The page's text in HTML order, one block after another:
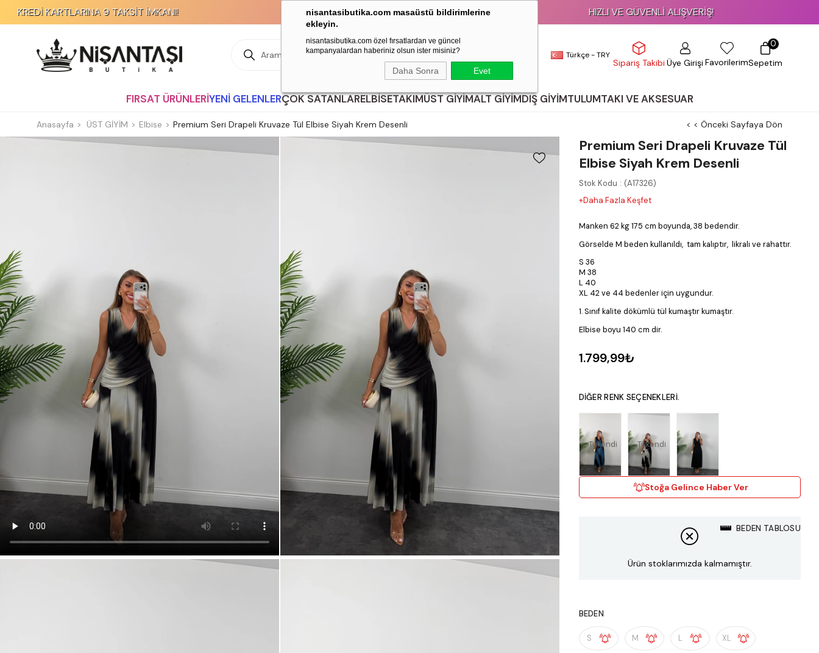
nisantasibutika.com masaüstü bildirimlerine
ekleyin.
nisantasibutika.com özel fırsatlardan ve güncel
kampanyalardan haberiniz olsun ister misiniz?
Daha Sonra Evet
9 TAKSİT İMKANI! KAPIDA ÖDEME İMKANI! HIZLI VE GÜVENLİ ALIŞVERİŞ!
Türkçe - TRY
Sipariş TakibiÜye GirişiFavorilerimSepetim
0
FIRSAT ÜRÜNLERİYENİ GELENLERÇOK SATANLARELBİSETAKIMÜST GİYİMALT GİYİMDIŞ GİYİMTULUMTAKI VE AKSESUAR
Anasayfa ÜST GİYİM Elbise Premium Seri Drapeli Kruvaze Tül Elbise Siyah Krem Desenli < < Önceki Sayfaya Dön
Premium Seri Drapeli Kruvaze Tül
Elbise Siyah Krem Desenli
Stok Kodu
(A17326)
+Daha Fazla Keşfet
Manken 62 kg 175 cm boyunda, 38 bedendir.
Görselde M beden kullanıldı, tam kalıptır, likralı ve rahattır.
S 36
M 38
L 40
XL 42 ve 44 bedenler için uygundur.
1. Sınıf kalite dökümlü tül kumaştır kumaştır.
Elbise boyu 140 cm dir.
1.799,99₺
DIĞER RENK SEÇENEKLERI.
Tükendi Tükendi
Stoğa Gelince Haber Ver
BEDEN TABLOSU
Ürün stoklarımızda kalmamıştır.
BEDEN
S M L XL